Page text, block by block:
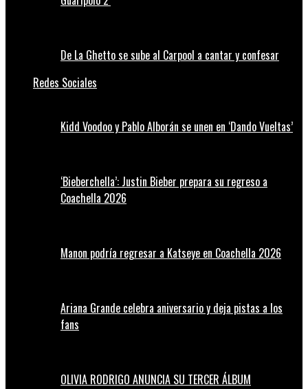
De La Ghetto se sube al Carpool a cantar y confesar
Redes Sociales
Kidd Voodoo y Pablo Alborán se unen en ‘Dando Vueltas’
‘Bieberchella’: Justin Bieber prepara su regreso a
Coachella 2026
Manon podría regresar a Katseye en Coachella 2026
Ariana Grande celebra aniversario y deja pistas a los
fans
OLIVIA RODRIGO ANUNCIA SU TERCER ÁLBUM